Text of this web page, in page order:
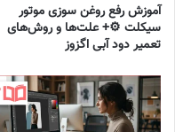
آموزش رفع روغن سوزی موتور
سیکلت ⚙️+ علت‌ها و روش‌های
تعمیر دود آبی اگزوز